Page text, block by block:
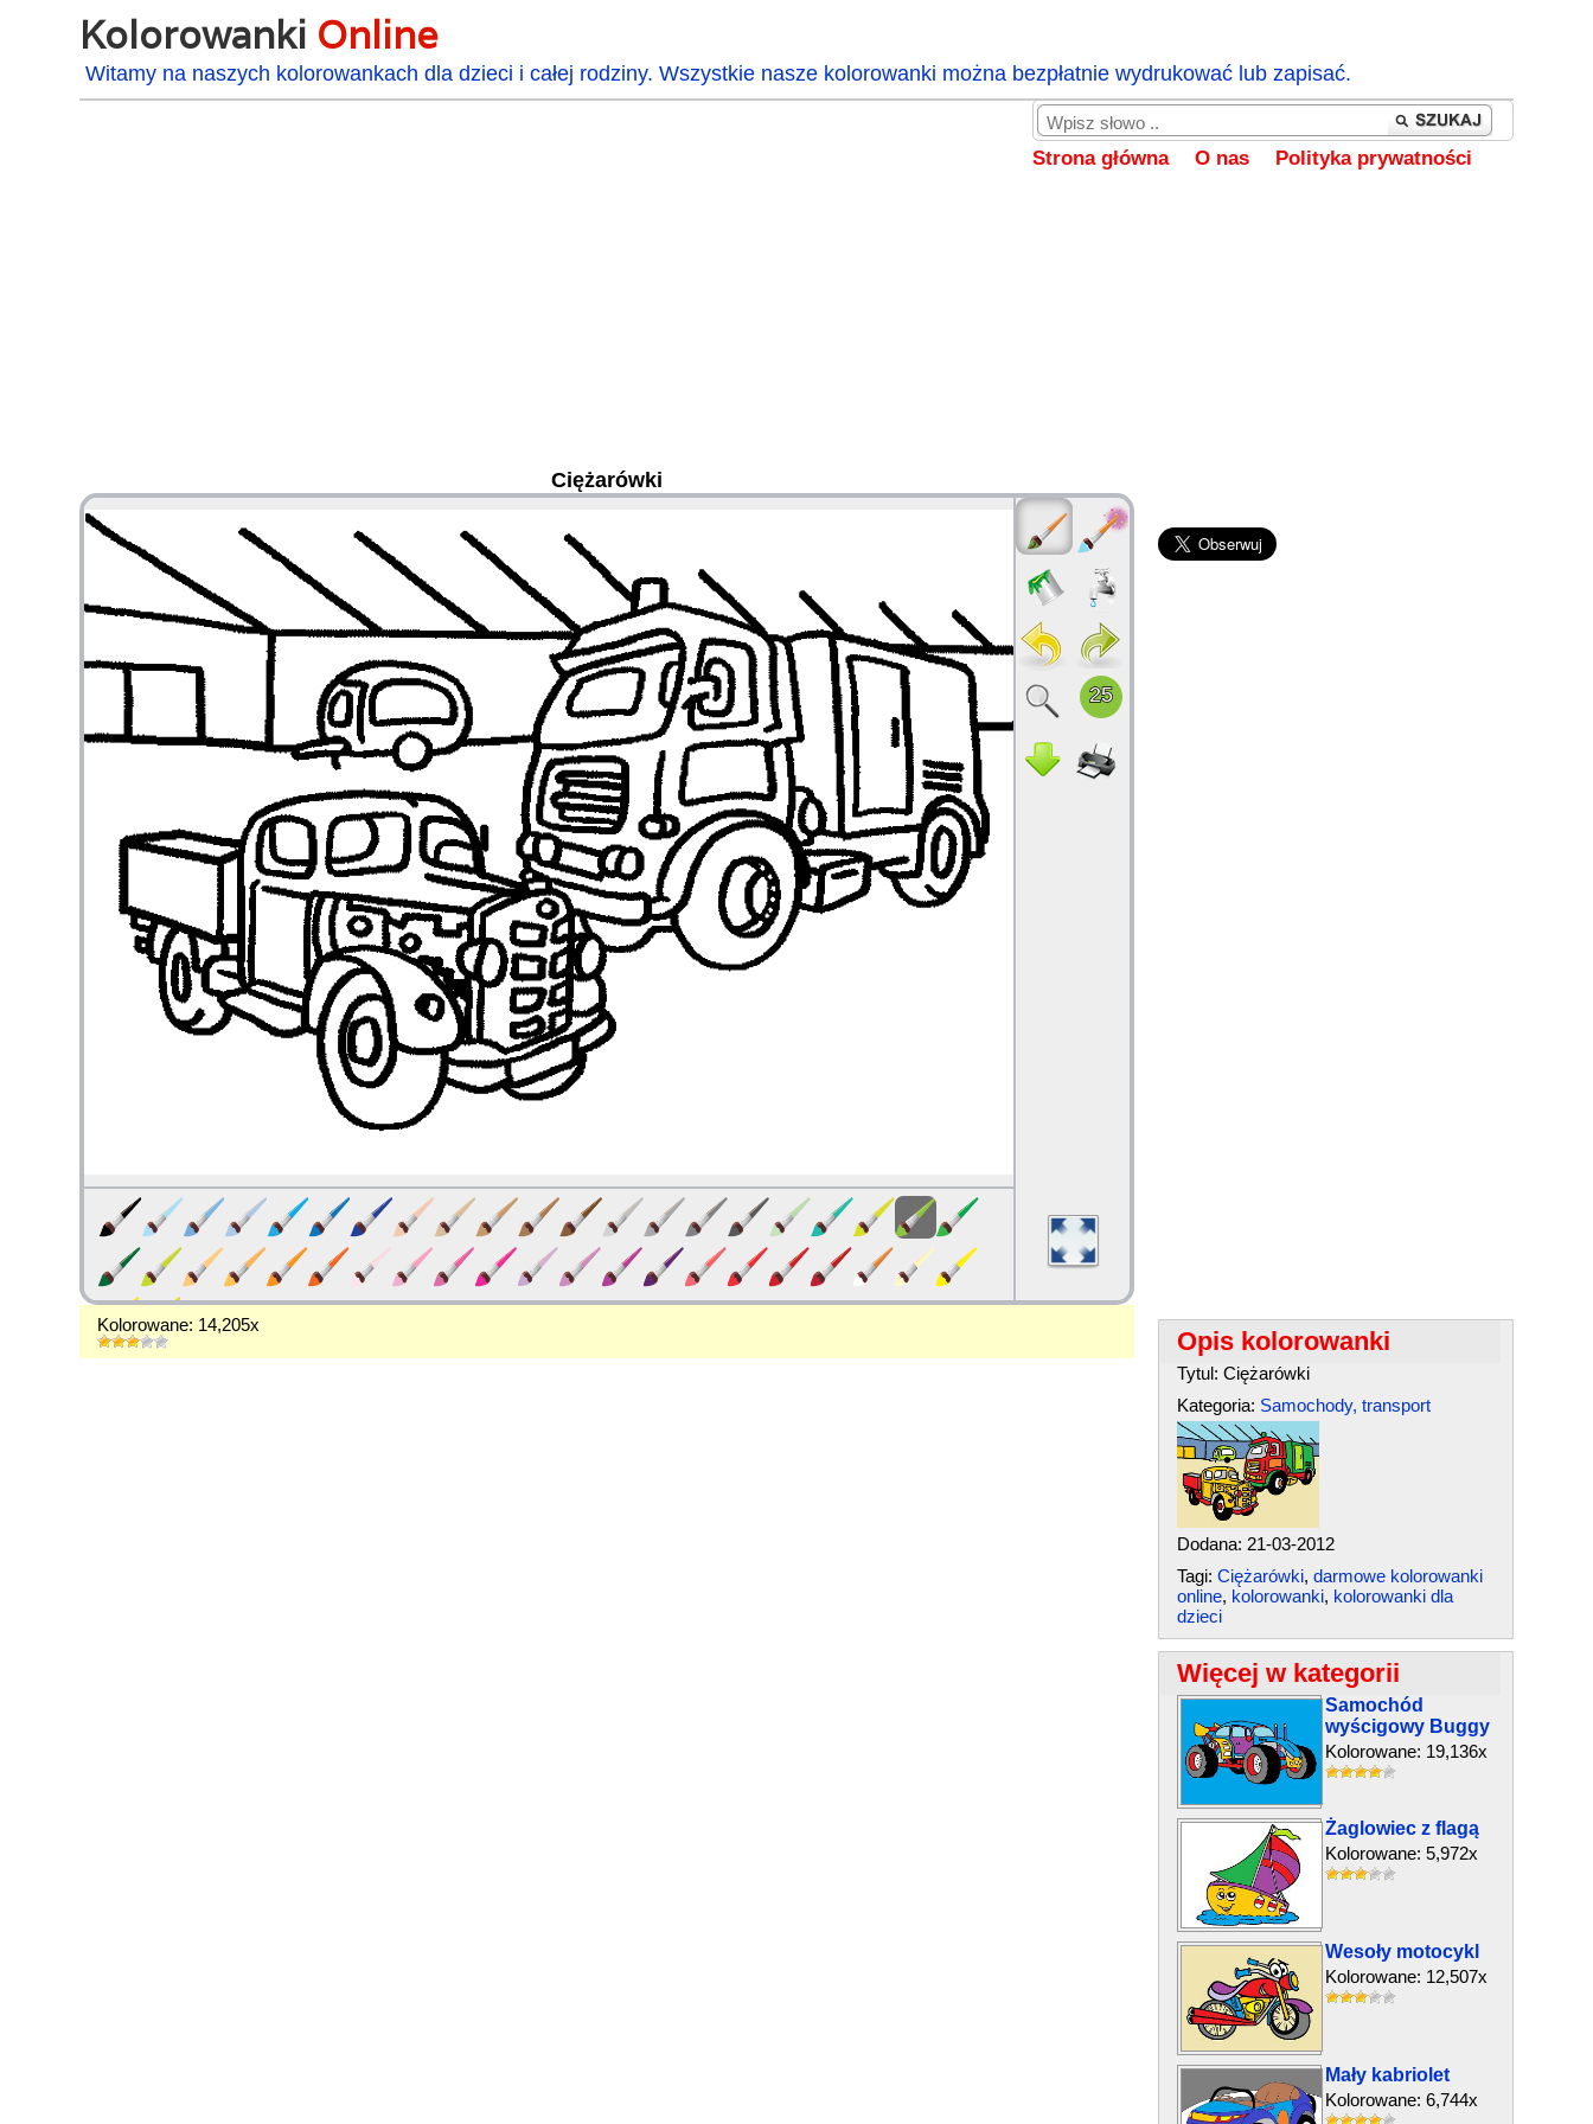
Kolorowanki Online
Witamy na naszych kolorowankach dla dzieci i całej rodziny. Wszystkie nasze kolorowanki można bezpłatnie wydrukować lub zapisać.
Strona główna O nas Polityka prywatności
Ciężarówki
48
Kolorowane: 14,205x
Opis kolorowanki
Tytul: Ciężarówki
Kategoria: Samochody, transport
Dodana: 21-03-2012
Tagi: Ciężarówki, darmowe kolorowanki
online, kolorowanki, kolorowanki dla
dzieci
Więcej w kategorii
Samochód
wyścigowy Buggy
Kolorowane: 19,136x
Żaglowiec z flagą
Kolorowane: 5,972x
Wesoły motocykl
Kolorowane: 12,507x
Mały kabriolet
Kolorowane: 6,744x